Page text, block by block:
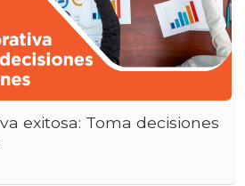
exitosa: Toma decisiones